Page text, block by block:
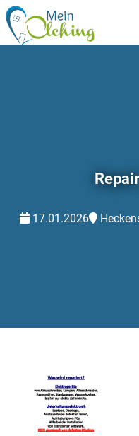
17.01.2026